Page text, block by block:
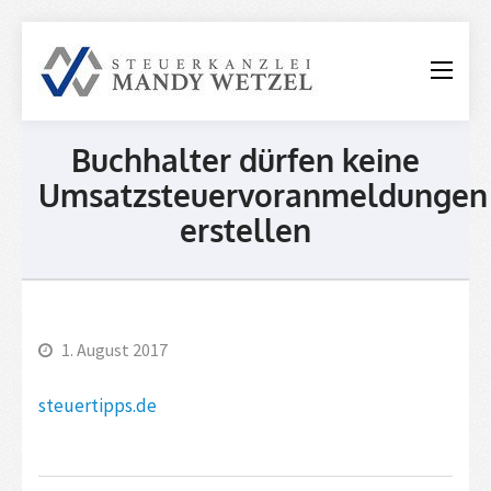
Steuerkanzlei
Wetzel
Buchhalter dürfen keine
Umsatzsteuervoranmeldungen
erstellen
1. August 2017
steuertipps.de